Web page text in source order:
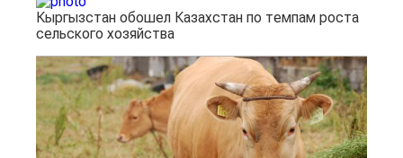
Кыргызстан обошел Казахстан по темпам роста
сельского хозяйства